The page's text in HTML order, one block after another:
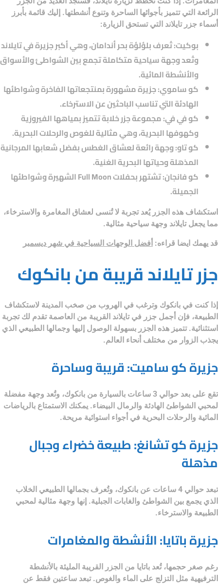
الرائعة التي تتميز بأجوائها الساحرة وتنوع أنشطتها. إليك قائمة بأبرز
أسماء جزر تايلاند التي تستحق الزيارة:
بوكيت: تُعرف بلؤلؤة بحر أندامان، وهي أكبر جزيرة في تايلاند
وتُعد وجهة سياحية متكاملة تجمع بين الشواطئ والأسواق
والأنشطة المائية.
كو ساموي: جزيرة مشهورة بمنتجعاتها الفاخرة وشواطئها
الهادئة التي تناسب الباحثين عن الاسترخاء.
كو في في: مجموعة جزر خلابة تتميز بمياهها الفيروزية
وكهوفها البحرية، وهي مثالية للغوص والرحلات البحرية.
كو تاو: وجهة رائعة لعشاق الغطس بفضل شعابها المرجانية
المذهلة وحياتها البحرية الغنية.
كو فانجان
: تشتهر بحفلات Full Moon الشهيرة وشواطئها
الجميلة.
استكشاف هذه الجزر يُعد تجربة لا تُنسى لعشاق المغامرة والاسترخاء،
مما يجعل تايلاند وجهة سياحية مثالية.
قد يهمك ايضا قراءه: أفضل الوجهات السياحية في شهر ديسمبر
جزر تايلاند قريبة من بانكوك
إذا كنت في بانكوك وترغب في الهروب من صخب المدينة لاستكشاف
الطبيعة، فإن أجمل جزر في تايلاند القريبة من العاصمة تقدم لك تجربة
استثنائية. تتميز هذه الجزر بسهولة الوصول إليها وجمالها الطبيعي الذي
يجذب الزوار من مختلف أنحاء العالم.
جزيرة كو ساميت: قريبة وساحرة
تقع على بعد حوالي 3 ساعات بالسيارة من بانكوك، وتُعد وجهة مفضلة
لمحبي الشواطئ الهادئة والرمال البيضاء. يمكنك الاستمتاع بالرياضات
المائية والرحلات البحرية في أجواء استوائية مريحة.
جزيرة كو تشانغ: طبيعة خضراء وجبال
مذهلة
تبعد حوالي 4 ساعات عن بانكوك، وتُعرف بجمالها الطبيعي الخلاب
الذي يجمع بين الشواطئ والغابات الجبلية. إنها وجهة مثالية لمحبي
الطبيعة والاسترخاء.
جزيرة باتايا: الأنشطة والمغامرات
رغم صغر حجمها، تُعد باتايا من الجزر القريبة المليئة بالأنشطة
الترفيهية مثل التزلج على الماء والغوص. تبعد ساعتين فقط عن